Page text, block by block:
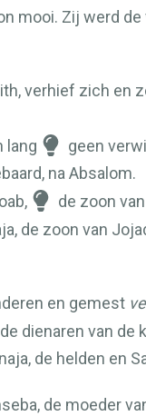
mooi. Zij werd
verhief zich en
lang
geen
na Absalom.
de zoon
de zoon van
en gemest
dienaren van de
de helden en
de moeder